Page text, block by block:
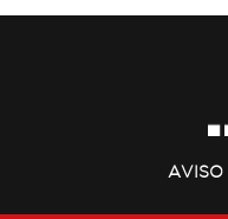
AVISO